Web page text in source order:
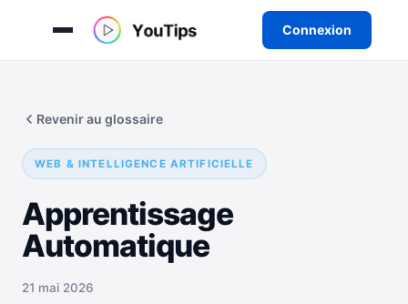
Connexion
contenu
WEB & INTELLIGENCE ARTIFICIELLE
Apprentissage
Automatique
Revenir au glossaire
21 mai 2026